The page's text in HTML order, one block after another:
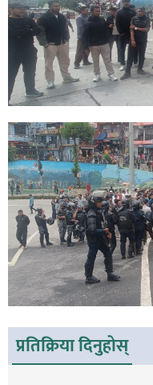
प्रतिक्रिया दिनुहोस्